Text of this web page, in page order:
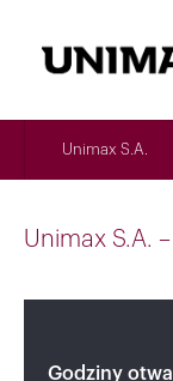
Unimax S.A.
Unimax S.A.
Godziny